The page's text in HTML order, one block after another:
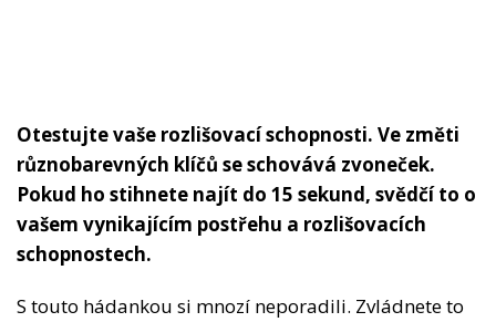
Otestujte vaše rozlišovací schopnosti. Ve změti
různobarevných klíčů se schovává zvoneček.
Pokud ho stihnete najít do 15 sekund, svědčí to o
vašem vynikajícím postřehu a rozlišovacích
schopnostech.
S touto hádankou si mnozí neporadili. Zvládnete to